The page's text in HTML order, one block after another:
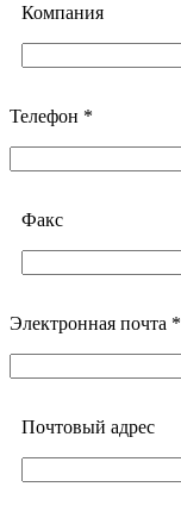
Компания
Телефон *
Факс
Электронная почта *
Почтовый адреc